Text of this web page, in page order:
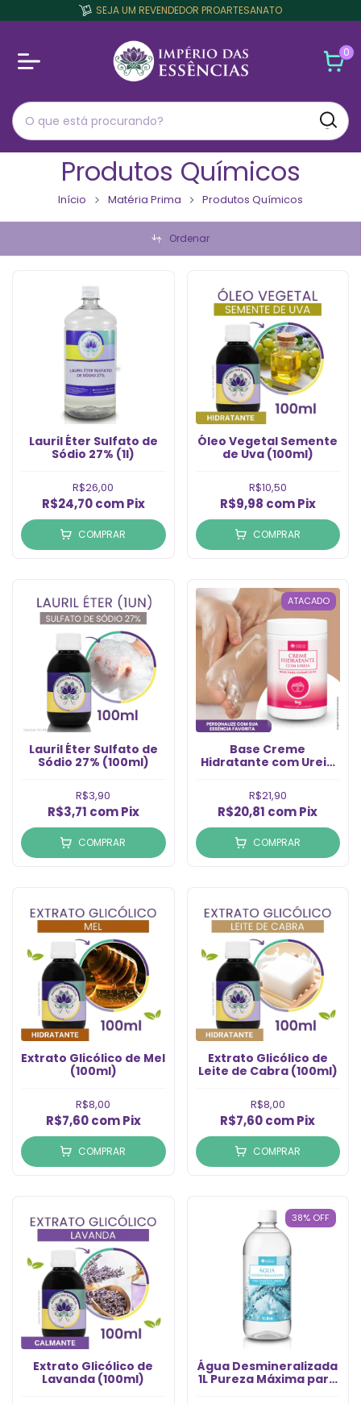
SEJA UM REVENDEDOR PROARTESANATO
0
Produtos Químicos
Início Matéria Prima Produtos Químicos
Ordenar
Lauril Éter Sulfato de
Sódio 27% (1l)
R$26,00
R$24,70com Pix
COMPRAR
Óleo Vegetal Semente
de Uva (100ml)
R$10,50
R$9,98 com Pix
COMPRAR
Lauril Éter Sulfato de
Sódio 27% (100ml)
R$3,90
R$3,71 com Pix
COMPRAR
ATACADO
Base Creme
Hidratante com Ureia
R$21,90
R$20,81 comPix
COMPRAR
Extrato Glicólico de Mel
(100ml)
R$8,00
R$7,60com Pix
COMPRAR
Extrato Glicólico de
Leite de Cabra (100ml)
R$8,00
R$7,60comPix
COMPRAR
Extrato Glicólico de
Lavanda (100ml)
38% OFF
Água Desmineralizada
1L Pureza Máxima para